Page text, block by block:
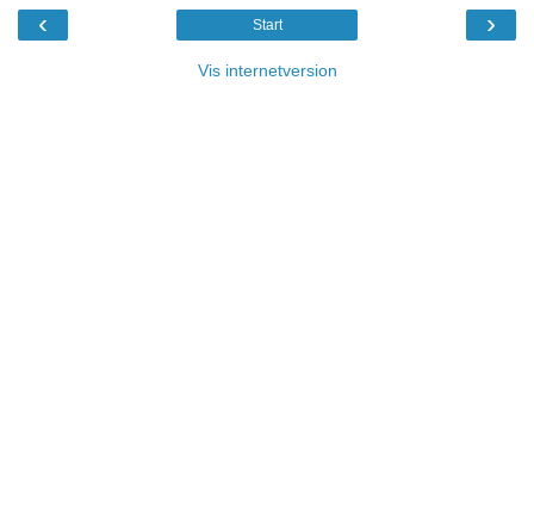
‹ ›
Start
Vis internetversion